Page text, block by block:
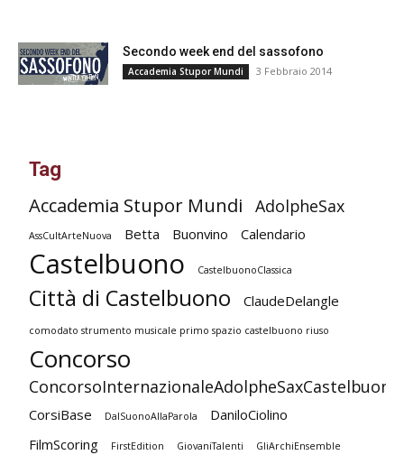
Secondo week end del sassofono
Accademia Stupor Mundi 3 Febbraio 2014
Tag
Accademia Stupor Mundi AdolpheSax
AssCultArteNuova Betta Buonvino Calendario
Castelbuono CastelbuonoClassica
Città di Castelbuono ClaudeDelangle
comodato strumento musicale primo spazio castelbuono riuso
Concorso
ConcorsoInternazionaleAdolpheSaxCastelbuono
CorsiBase DalSuonoAllaParola
DaniloCiolino
FilmScoring
FirstEdition GiovaniTalenti GliArchiEnsemble